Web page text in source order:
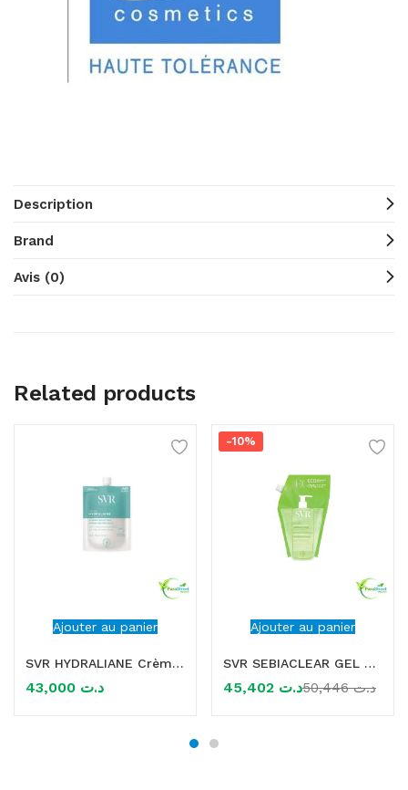
Description
Brand
Avis (0)
Related products
Ajouter au panier
SVR HYDRALIANE Crème Tous Types de Peaux Sensibles 50ml
د.ت
Ajouter au panier
-10%
SVR SEBIACLEAR GEL MOUSSANT RECHARGE 400ML
د.ت د.ت50,446